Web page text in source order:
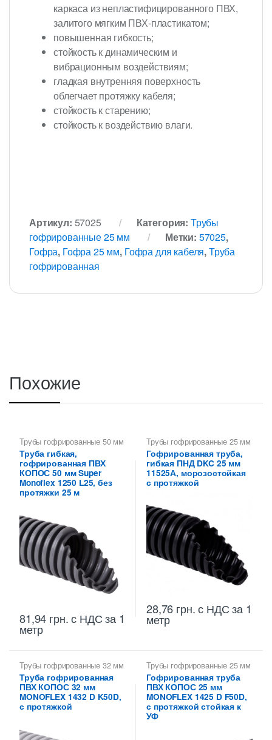
каркаса из непластифицированного ПВХ,
залитого мягким ПВХ-пластикатом;
повышенная гибкость;
стойкость к динамическим и
вибрационным воздействиям;
гладкая внутренняя поверхность
облегчает протяжку кабеля;
стойкость к старению;
стойкость к воздействию влаги.
Артикул: 57025 Категория: Трубы
гофрированные 25 мм
Метки: 57025,
Гофра, Гофра 25 мм, Гофра для кабеля,Труба
гофрированная
Похожие
Трубы гофрированные 50 мм
Труба гибкая,
гофрированная ПВХ
КОПОС 50 мм Super
Monoflex 1250 L25, без
протяжки 25 м
81,94 грн.с НДС за 1
метр
Трубы гофрированные 25 мм
Гофрированная труба,
гибкая ПНД DKC 25 мм
11525А, морозостойкая
с протяжкой
28,76 грн.с НДС за 1
метр
Трубы гофрированные 32 мм
Труба гофрированная
ПВХ КОПОС 32 мм
MONOFLEX 1432 D K50D,
с протяжкой
Трубы гофрированные 25 мм
Гофрированная труба
ПВХ КОПОС 25 мм
MONOFLEX 1425 D F50D,
с протяжкой стойкая к
УФ